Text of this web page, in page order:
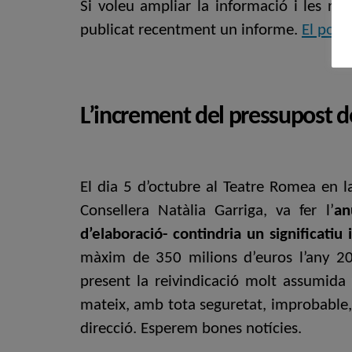
Si voleu ampliar la informació i les
publicat recentment un informe. El
L’increment del pressupost
El dia 5 d’octubre al Teatre Romea
Consellera Natàlia Garriga, va fer l’
d’elaboració- contindria un
màxim de 350 milions d’euros l’any
present la reivindicació molt
mateix, amb tota seguretat,
direcció. Esperem bones notícies.